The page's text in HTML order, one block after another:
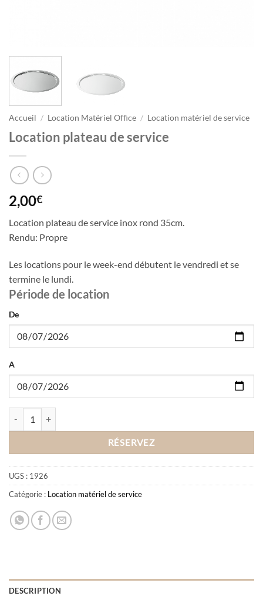
Accueil / Location Matériel Office / Location matériel de service
Location plateau de service
2,00€
Location plateau de service inox rond 35cm.
Rendu: Propre
Les locations pour le week-end débutent le vendredi et se
termine le lundi.
Période de location
De
A
RÉSERVEZ
UGS : 1926
Catégorie : Location matériel de service
DESCRIPTION